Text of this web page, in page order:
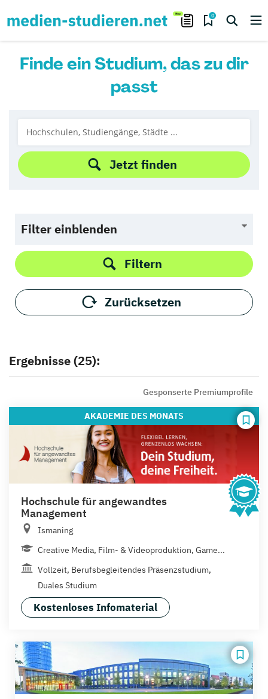
0
Finde ein Studium, das zu dir
passt
Jetzt finden
Filter einblenden
Filtern
Zurücksetzen
Ergebnisse (25):
Gesponserte Premiumprofile
AKADEMIE DES MONATS
Hochschule für angewandtes
Management
Ismaning
Creative Media, Film- & Videoproduktion, Game...
Vollzeit, Berufsbegleitendes Präsenzstudium,
Duales Studium
Kostenloses Infomaterial